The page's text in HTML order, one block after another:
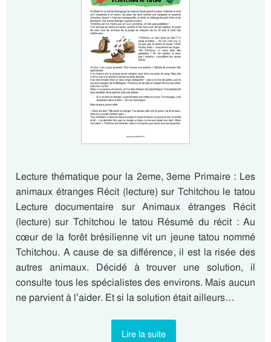
Lecture thématique pour la 2eme, 3eme Primaire : Les
animaux étranges Récit (lecture) sur Tchitchou le tatou
Lecture documentaire sur Animaux étranges Récit
(lecture) sur Tchitchou le tatou Résumé du récit : Au
cœur de la forêt brésilienne vit un jeune tatou nommé
Tchitchou. A cause de sa différence, il est la risée des
autres animaux. Décidé à trouver une solution, il
consulte tous les spécialistes des environs. Mais aucun
ne parvient à l’aider. Et si la solution était ailleurs…
Lire la suite